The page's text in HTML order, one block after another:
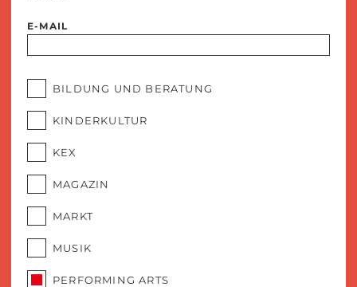
E-MAIL
BILDUNG UND BERATUNG
KINDERKULTUR
KEX
MAGAZIN
MARKT
MUSIK
PERFORMING ARTS